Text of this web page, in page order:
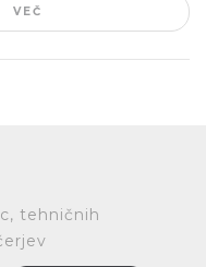
VEČ
tehničnih